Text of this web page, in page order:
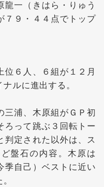
龍一 （きはら・りゅう
７９・４４点でトップ
６人、６組が１２月
ルに進出する。
浦、木原組がＧＰ初
ろって跳ぶ３回転トー
判定された以外は、ス
盤石の内容。木原は
季自己）ベストに近い